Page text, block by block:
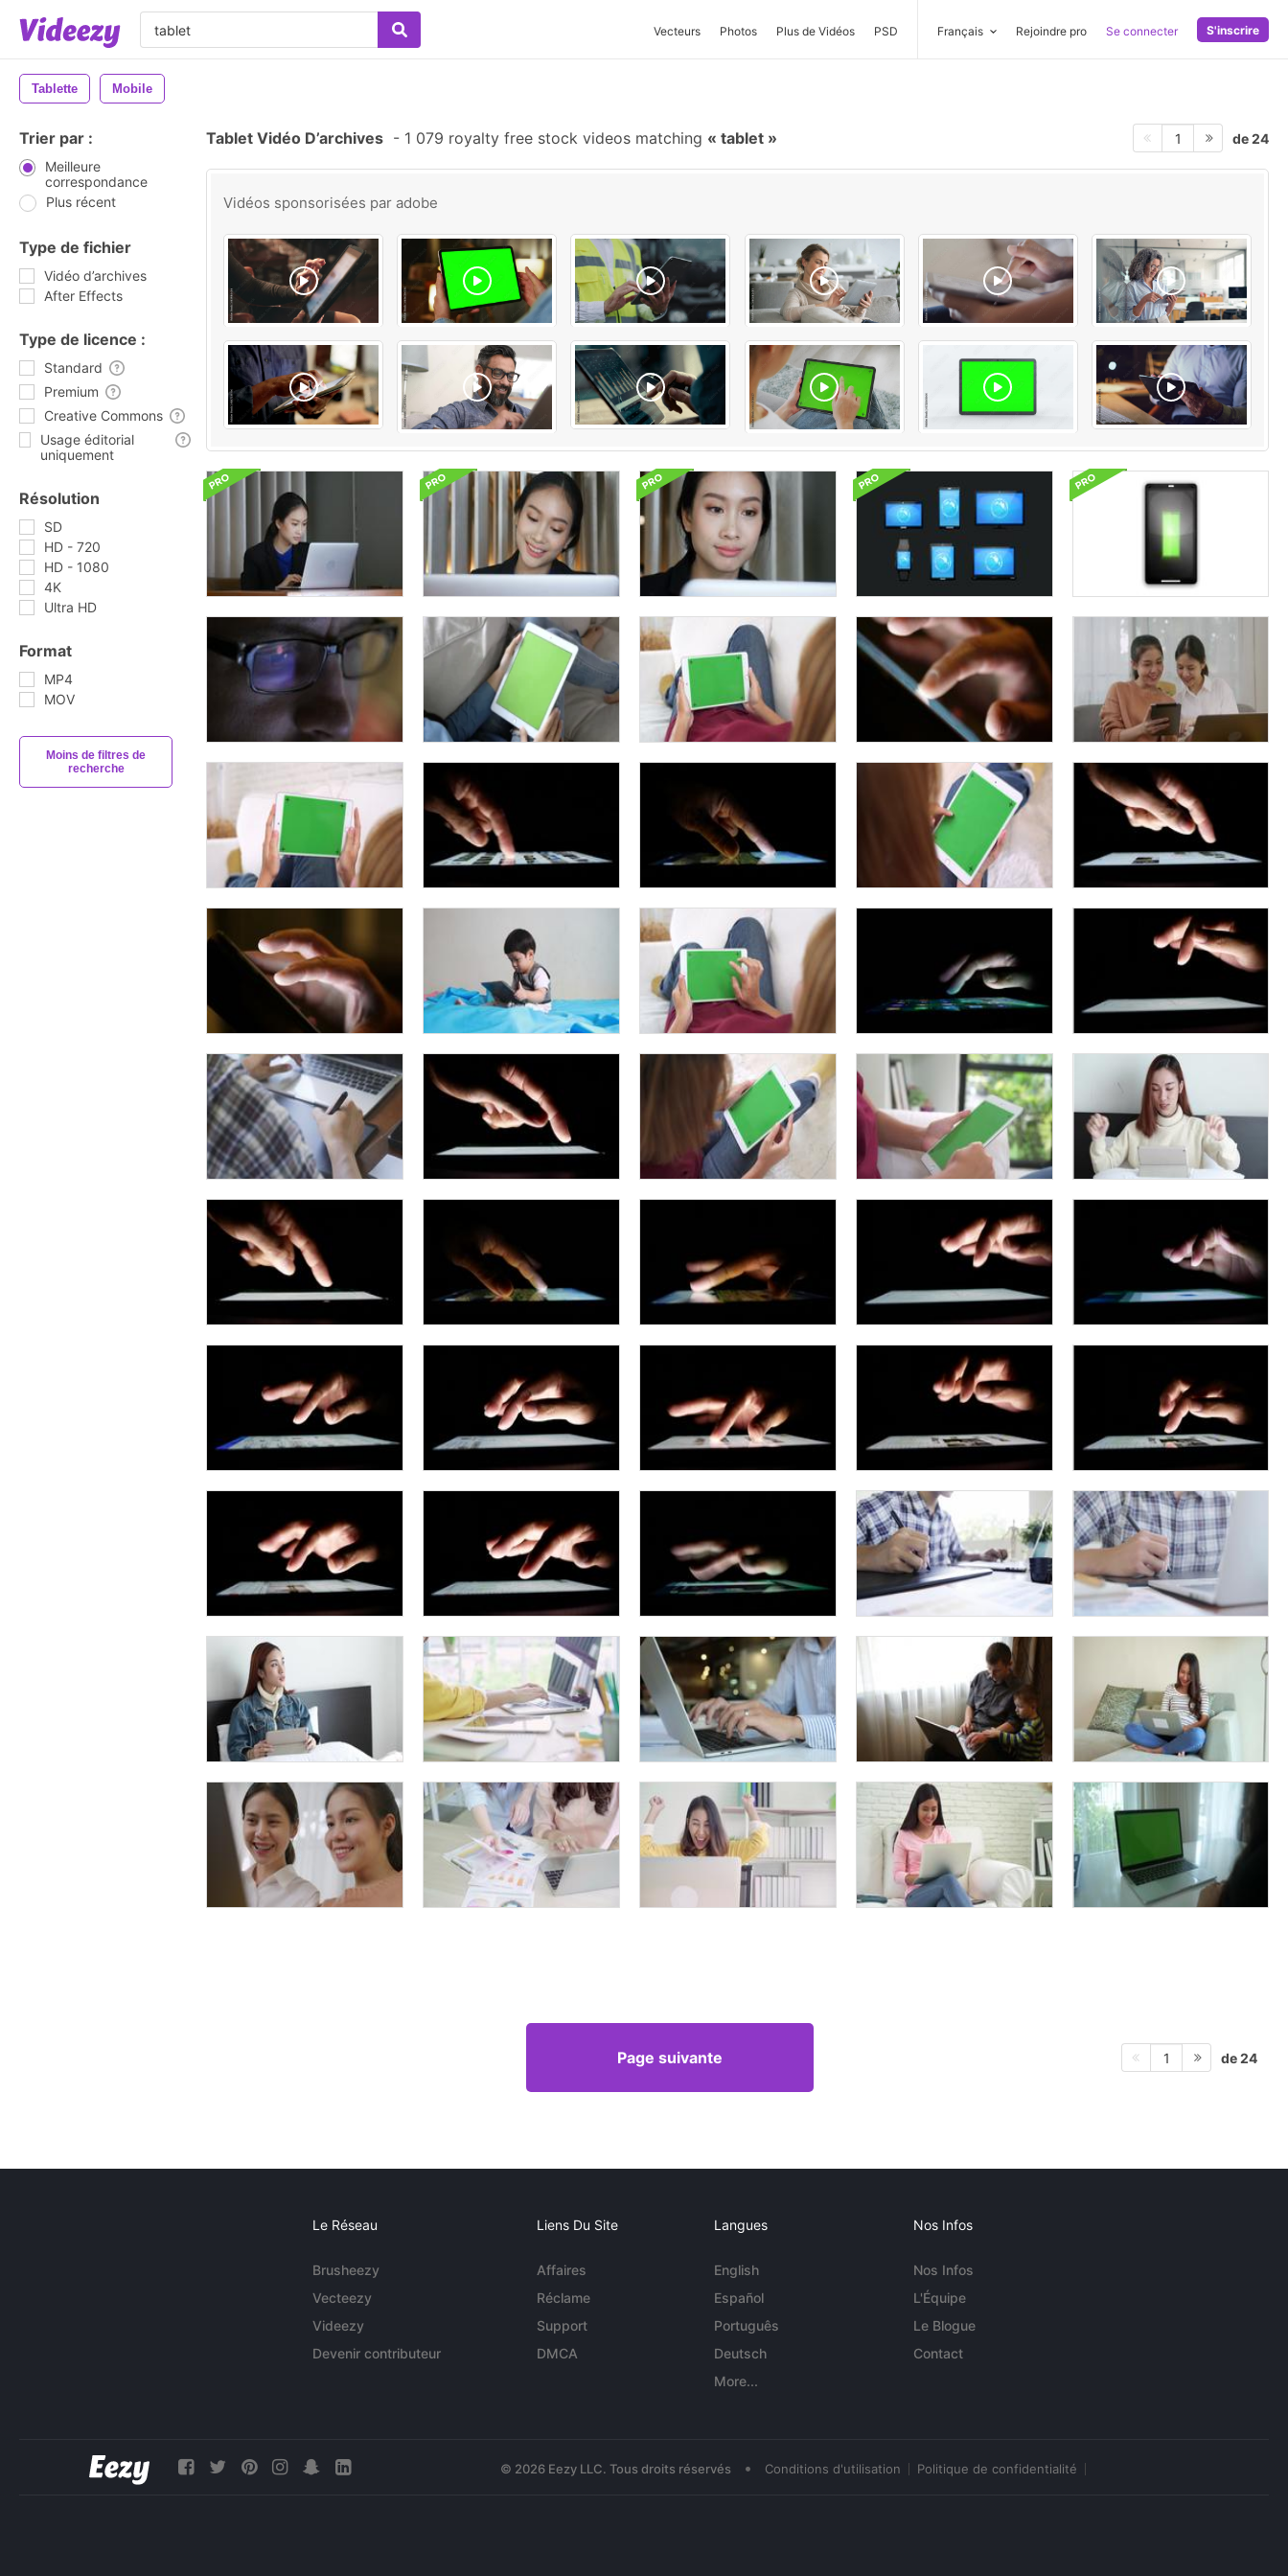
Vecteurs Photos Plus de Vidéos PSD Français Rejoindre pro Se connecter S'inscrire
Tablette Mobile
Trier par :
Meilleure
correspondance
Plus récent
Type de fichier
Vidéo d’archives
After Effects
Type de licence :
Standard
Premium
Creative Commons
Usage éditorial
uniquement
Résolution
SD
HD - 720
HD - 1080
4K
Ultra HD
Format
MP4
MOV
Moins de filtres de
recherche
Tablet Vidéo D’archives - 1 079 royalty free stock videos matching tablet 1 de 24
Vidéos sponsorisées par adobe
Page suivante 1 de 24
Le Réseau
Brusheezy
Vecteezy
Videezy
Devenir contributeur
Liens Du Site
Affaires
Réclame
Support
DMCA
Langues
English
Español
Português
Deutsch
More...
Nos Infos
Nos Infos
L'Équipe
Le Blogue
Contact
© 2026 Eezy LLC. Tous droits réservés • Conditions d'utilisation Politique de confidentialité